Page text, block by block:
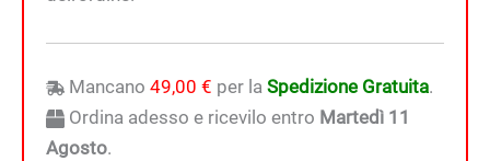
Mancano 49,00 € per la Spedizione Gratuita.
Ordina adesso e ricevilo entro Martedì 11
Agosto.